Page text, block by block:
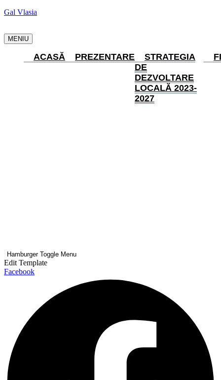
Gal Vlasia
MENIU
ACASĂ PREZENTARE
STRATEGIA
DE
DEZVOLTARE
LOCALĂ 2023-
2027
Hamburger Toggle Menu
Edit Template
Facebook